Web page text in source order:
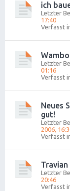
ich
Letzter
17:40
Verfasst
Letzter
01:16
Verfasst
Neues
gut!
Letzter
2006,
Verfasst
Travian
Letzter
20:46
Verfasst